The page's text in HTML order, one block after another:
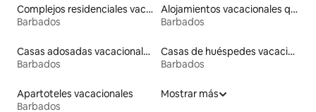
Complejos residenciales vacacionales en la playa
Barbados
Alojamientos vacacionales que admiten mascotas
Barbados
Casas adosadas vacacionales
Barbados
Casas de huéspedes vacacionales
Barbados
Apartoteles vacacionales
Barbados
Mostrar más